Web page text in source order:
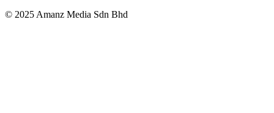
© 2025 Amanz Media Sdn Bhd